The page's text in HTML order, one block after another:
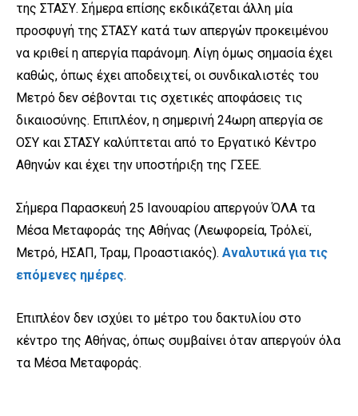
της ΣΤΑΣΥ. Σήμερα επίσης εκδικάζεται άλλη μία
προσφυγή της ΣΤΑΣΥ κατά των απεργών προκειμένου
να κριθεί η απεργία παράνομη. Λίγη όμως σημασία έχει
καθώς, όπως έχει αποδειχτεί, οι συνδικαλιστές του
Μετρό δεν σέβονται τις σχετικές αποφάσεις τις
δικαιοσύνης. Επιπλέον, η σημερινή 24ωρη απεργία σε
ΟΣΥ και ΣΤΑΣΥ καλύπτεται από το Εργατικό Κέντρο
Αθηνών και έχει την υποστήριξη της ΓΣΕΕ.
Σήμερα Παρασκευή 25 Ιανουαρίου απεργούν ΌΛΑ τα
Μέσα Μεταφοράς της Αθήνας (Λεωφορεία, Τρόλεϊ,
Μετρό, ΗΣΑΠ, Τραμ, Προαστιακός). Αναλυτικά για τις
επόμενες ημέρες.
Επιπλέον δεν ισχύει το μέτρο του δακτυλίου στο
κέντρο της Αθήνας, όπως συμβαίνει όταν απεργούν όλα
τα Μέσα Μεταφοράς.